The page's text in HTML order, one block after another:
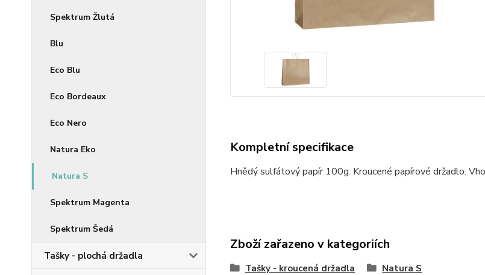
Spektrum Žlutá
Blu
Eco Blu
Eco Bordeaux
Eco Nero
Natura Eko
Natura S
Spektrum Magenta
Spektrum Šedá
Tašky - plochá držadla
Kompletní specifikace
Hnědý sulfátový papír 100g. Kroucené papírové držadlo.
Zboží zařazeno v kategoriích
Tašky - kroucená držadla Natura S